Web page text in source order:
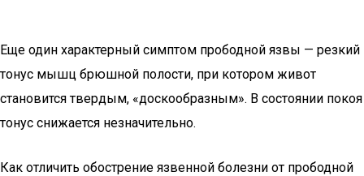
Еще один характерный симптом прободной язвы — резкий
тонус мышц брюшной полости, при котором живот
становится твердым, «доскообразным». В состоянии покоя
тонус снижается незначительно.
Как отличить обострение язвенной болезни от прободной